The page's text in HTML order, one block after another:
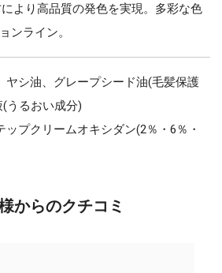
より高品質の発色を実現。多彩な色
ンライン。
ヤシ油、グレープシード油(毛髪保護
うるおい成分)
プクリームオキシダン(2％・6％・
からのクチコミ